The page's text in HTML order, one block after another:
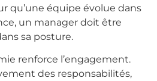
qu’une équipe évolue dans
un manager doit être
sa posture.
renforce l’engagement.
des responsabilités,